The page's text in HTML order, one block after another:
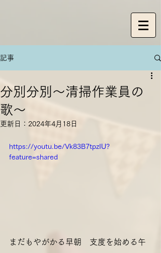
記事
分別分別〜清掃作業員の
歌〜
更新日： 2024年4月18日
https://youtu.be/Vk83B7tpzIU?
feature=shared
まだもやがかる早朝　支度を始める午